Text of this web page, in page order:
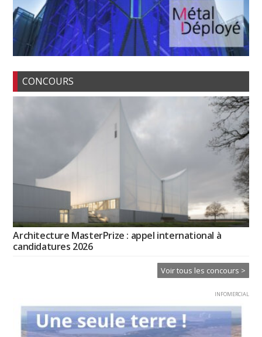
CONCOURS
Architecture MasterPrize : appel international à
candidatures 2026
Voir tous les concours >
INFOMERCIAL